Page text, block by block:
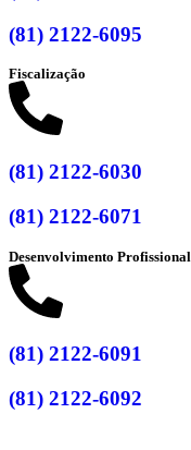
(81) 2122-6095
Fiscalização
(81) 2122-6030
(81) 2122-6071
Desenvolvimento Profissional
(81) 2122-6091
(81) 2122-6092